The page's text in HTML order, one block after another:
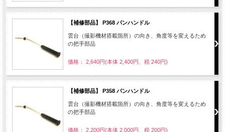
【補修部品】 P368 パンハンドル
雲台（撮影機材搭載箇所）の向き、角度等を変えるため
の把手部品
価格： 2,640円(本体 2,400円、税 240円)
【補修部品】 P358 パンハンドル
雲台（撮影機材搭載箇所）の向き、角度等を変えるため
の把手部品
価格： 2,200円(本体 2,000円、税 200円)